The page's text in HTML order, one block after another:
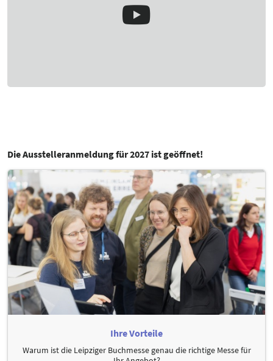
Die Ausstelleranmeldung für 2027 ist geöffnet!
Ihre Vorteile
Warum ist die Leipziger Buchmesse genau die richtige Messe für